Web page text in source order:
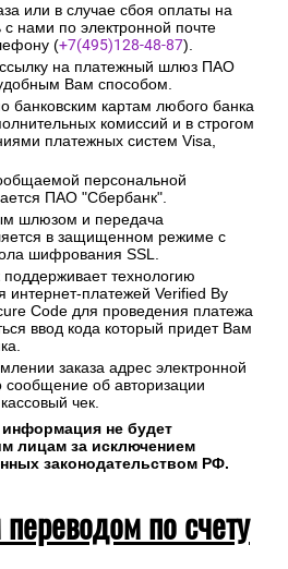
или в случае сбоя оплаты на
нами по электронной почте
(+7(495)128-48-87).
на платежный шлюз ПАО
Вам способом.
банковским картам любого банка
комиссий и в строгом
платежных систем Visa,
персональной
ПАО "Сбербанк".
шлюзом и передача
в защищенном режиме с
шифрования SSL.
технологию
интернет-платежей Verified By
Code для проведения платежа
ввод кода который придет Вам
заказа адрес электронной
сообщение об авторизации
чек.
информация не будет
лицам за исключением
законодательством РФ.
по счету